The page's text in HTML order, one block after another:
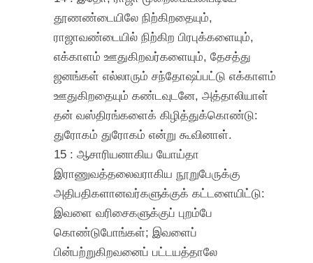
தூணண்டையிலே நிற்கிறதையும்,
ராஜாவண்டையில் நிற்கிற பிரபுக்களையும்,
எக்காளம் ஊதுகிறவர்களையும், தேசத்து
ஜனங்கள் எல்லாரும் சந்தோஷப்பட்டு எக்காளம்
ஊதுகிறதையும் கண்டவுடனே, அத்தாலியாள்
தன் வஸ்திரங்களைக் கிழித்துக்கொண்டு:
துரோகம் துரோகம் என்று கூவினாள்.
15 : ஆசாரியனாகிய யோய்தா
இராணுவத்தலைவராகிய நூறுபேருக்கு
அதிபதிகளானவர்களுக்குக் கட்டளையிட்டு:
இவளை வரிசைகளுக்குப் புறம்பே
கொண்டுபோங்கள்; இவளைப்
பின்பற்றுகிறவனைப் பட்டயத்தாலே